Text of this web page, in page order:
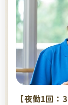
【夜勤1回